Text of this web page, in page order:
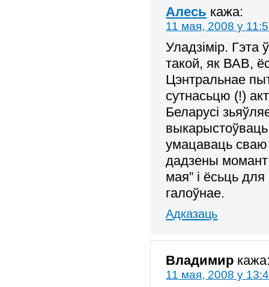
Алесь кажа:
11 мая, 2008 у
Уладзімір.
такой, як ВАВ,
Цэнтральнае
сутнасьцю (!)
Беларусі
умацаваць
дадзены момант
мая” і ёсьць
галоўнае.
Адказаць
Владимир
11 мая, 2008 у